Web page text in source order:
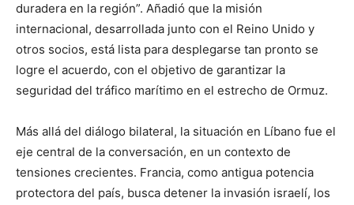
duradera en la región”. Añadió que la misión
internacional, desarrollada junto con el Reino Unido y
otros socios, está lista para desplegarse tan pronto se
logre el acuerdo, con el objetivo de garantizar la
seguridad del tráfico marítimo en el estrecho de Ormuz.
Más allá del diálogo bilateral, la situación en Líbano fue el
eje central de la conversación, en un contexto de
tensiones crecientes. Francia, como antigua potencia
protectora del país, busca detener la invasión israelí, los